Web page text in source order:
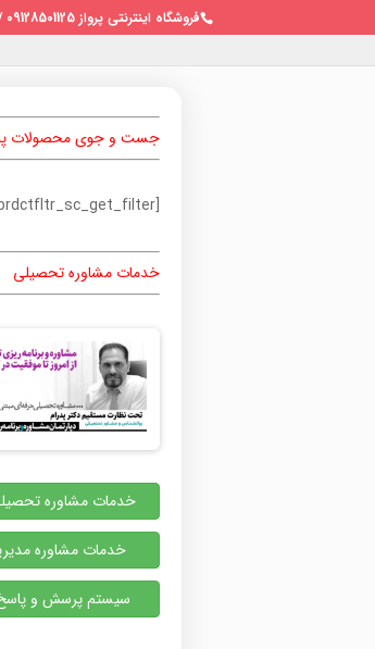
فروشگاه اینترنتی پرواز 09128501125 / 02122691010
جست و جوی محصولات
[prdctfltr_sc_get_filter]
خدمات مشاوره تحصیلی
خدمات مشاوره
خدمات مشاوره
سیستم پرسش و